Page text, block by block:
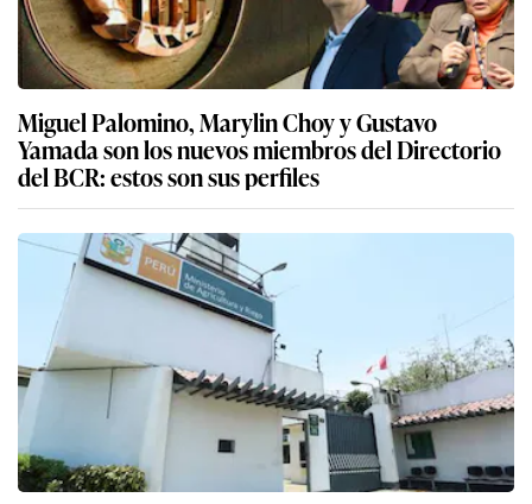
Miguel Palomino, Marylin Choy y Gustavo
Yamada son los nuevos miembros del Directorio
del BCR: estos son sus perfiles